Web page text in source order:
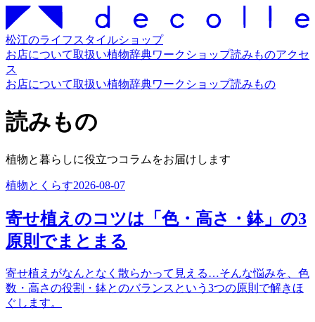
松江のライフスタイルショップ
お店について取扱い植物辞典ワークショップ読みものアクセ
ス
お店について取扱い植物辞典ワークショップ読みもの
読みもの
植物と暮らしに役立つコラムをお届けします
植物とくらす2026-08-07
寄せ植えのコツは「色・高さ・鉢」の3
原則でまとまる
寄せ植えがなんとなく散らかって見える…そんな悩みを、色
数・高さの役割・鉢とのバランスという3つの原則で解きほ
ぐします。